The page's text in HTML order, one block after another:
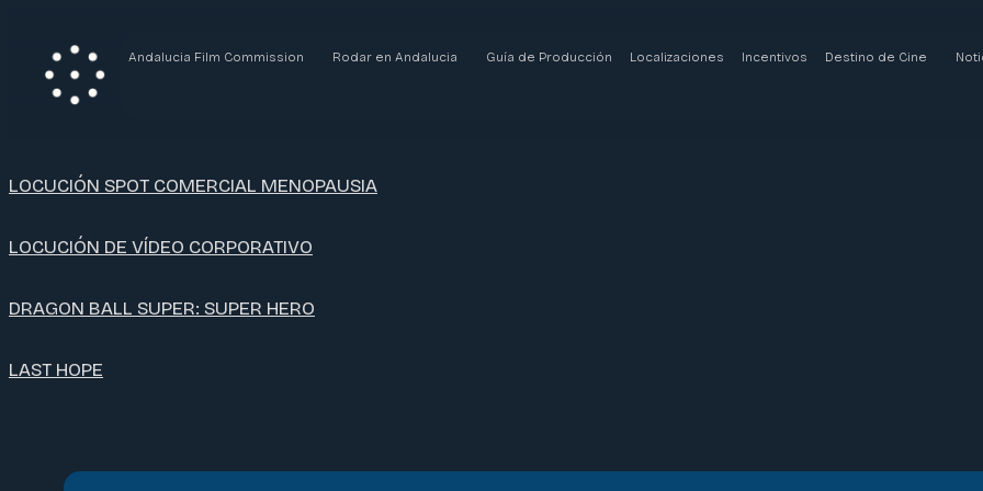
Andalucia Film Commission Rodar en Andalucia Guía de Producción Localizaciones Incentivos Destino de Cine
LOCUCIÓN SPOT COMERCIAL MENOPAUSIA
LOCUCIÓN DE VÍDEO CORPORATIVO
DRAGON BALL SUPER: SUPER HERO
LAST HOPE